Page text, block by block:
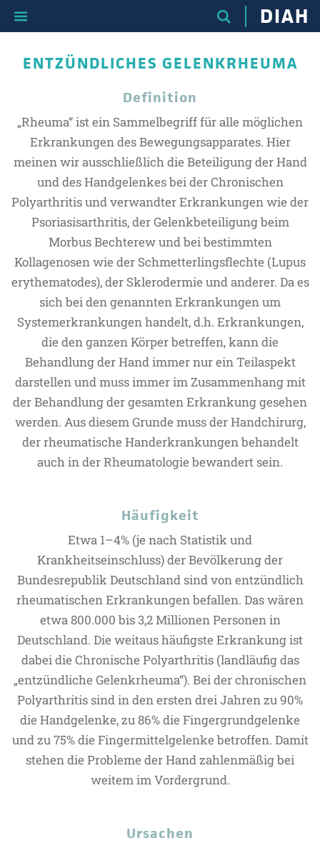
DIAH
ENTZÜNDLICHES GELENKRHEUMA
Definition
„Rheuma“ ist ein Sammelbegriff für alle möglichen
Erkrankungen des Bewegungsapparates. Hier
meinen wir ausschließlich die Beteiligung der Hand
und des Handgelenkes bei der Chronischen
Polyarthritis und verwandter Erkrankungen wie der
Psoriasisarthritis, der Gelenkbeteiligung beim
Morbus Bechterew und bei bestimmten
Kollagenosen wie der Schmetterlingsflechte (Lupus
erythematodes), der Sklerodermie und anderer. Da es
sich bei den genannten Erkrankungen um
Systemerkrankungen handelt, d.h. Erkrankungen,
die den ganzen Körper betreffen, kann die
Behandlung der Hand immer nur ein Teilaspekt
darstellen und muss immer im Zusammenhang mit
der Behandlung der gesamten Erkrankung gesehen
werden. Aus diesem Grunde muss der Handchirurg,
der rheumatische Handerkrankungen behandelt
auch in der Rheumatologie bewandert sein.
Häufigkeit
Etwa 1–4% (je nach Statistik und
Krankheitseinschluss) der Bevölkerung der
Bundesrepublik Deutschland sind von entzündlich
rheumatischen Erkrankungen befallen. Das wären
etwa 800.000 bis 3,2 Millionen Personen in
Deutschland. Die weitaus häufigste Erkrankung ist
dabei die Chronische Polyarthritis (landläufig das
„entzündliche Gelenkrheuma“). Bei der chronischen
Polyarthritis sind in den ersten drei Jahren zu 90%
die Handgelenke, zu 86% die Fingergrundgelenke
und zu 75% die Fingermittelgelenke betroffen. Damit
stehen die Probleme der Hand zahlenmäßig bei
weitem im Vordergrund.
Ursachen